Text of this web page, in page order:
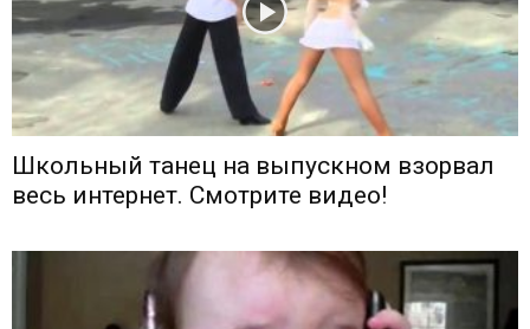
Школьный танец на выпускном взорвал
весь интернет. Смотрите видео!